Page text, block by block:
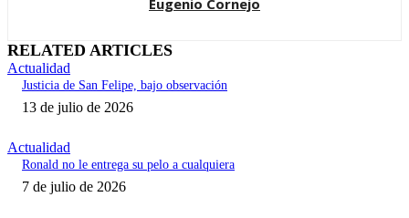
Eugenio Cornejo
RELATED ARTICLES
Actualidad
Justicia de San Felipe, bajo observación
13 de julio de 2026
Actualidad
Ronald no le entrega su pelo a cualquiera
7 de julio de 2026